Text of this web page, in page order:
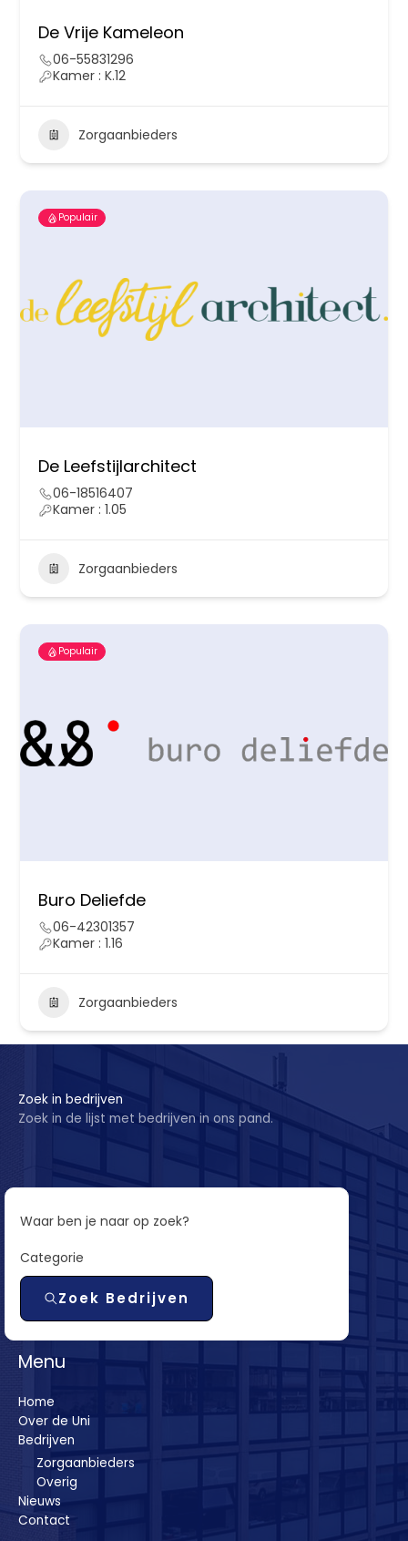
De Vrije Kameleon
06-55831296
Kamer : K.12
Zorgaanbieders
Populair
De Leefstijlarchitect
06-18516407
Kamer : 1.05
Zorgaanbieders
Populair
Buro Deliefde
06-42301357
Kamer : 1.16
Zorgaanbieders
Zoek in bedrijven
Zoek in de lijst met bedrijven in ons pand.
Waar ben je naar op zoek?
Categorie
Zoek Bedrijven
Menu
Home
Over de Uni
Bedrijven
Zorgaanbieders
Overig
Nieuws
Contact